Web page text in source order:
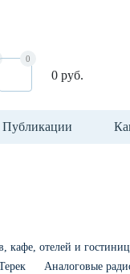
0
0 руб.
Публикации
кафе, отелей и гостиниц
Аналоговые